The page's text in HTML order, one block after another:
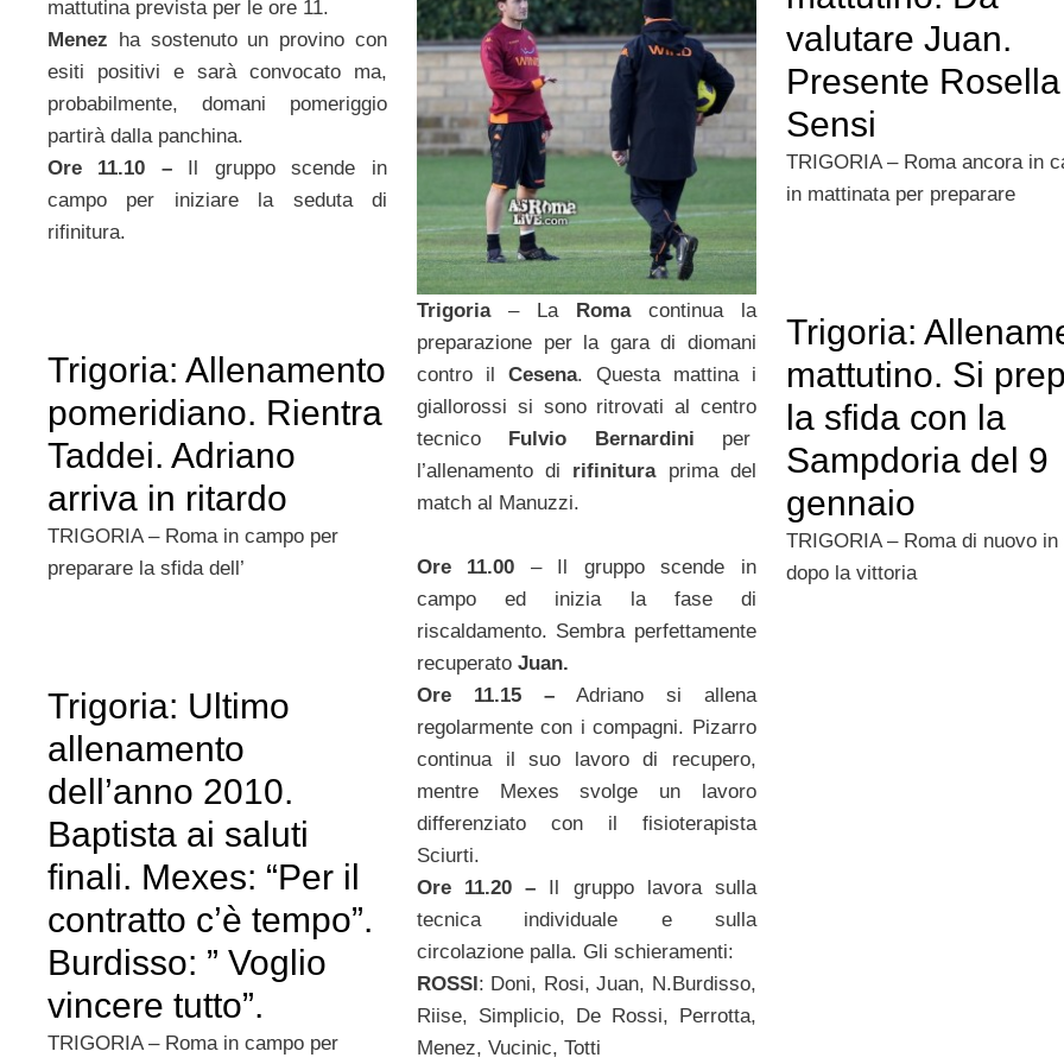
mattutina prevista per le ore 11.
Menez ha sostenuto un provino con
esiti positivi e sarà convocato ma,
probabilmente, domani pomeriggio
partirà dalla panchina.
Ore 11.10 – Il gruppo scende in
campo per iniziare la seduta di
rifinitura.
Trigoria – La Roma continua la
preparazione per la gara di diomani
contro il Cesena. Questa mattina i
giallorossi si sono ritrovati al centro
tecnico Fulvio Bernardini per
l’allenamento di rifinitura prima del
match al Manuzzi.
Ore 11.00 – Il gruppo scende in
campo ed inizia la fase di
riscaldamento. Sembra perfettamente
recuperato Juan.
Ore 11.15 –Adriano si allena
regolarmente con i compagni. Pizarro
continua il suo lavoro di recupero,
mentre Mexes svolge un lavoro
differenziato con il fisioterapista
Sciurti.
Ore 11.20 – Il gruppo lavora sulla
tecnica individuale e sulla
circolazione palla. Gli schieramenti:
ROSSI: Doni, Rosi, Juan, N.Burdisso,
Riise, Simplicio, De Rossi, Perrotta,
Menez, Vucinic, Totti
valutare Juan.
Presente Rosella
Sensi
TRIGORIA – Roma ancora in
in mattinata per preparare
Trigoria:
mattutino. Si
la sfida con la
Sampdoria del 9
gennaio
TRIGORIA – Roma di nuovo in
dopo la vittoria
Trigoria: Allenamento
pomeridiano. Rientra
Taddei. Adriano
arriva in ritardo
TRIGORIA – Roma in campo per
preparare la sfida dell’
Trigoria: Ultimo
allenamento
dell’anno 2010.
Baptista ai saluti
finali. Mexes: “Per il
contratto c’è tempo”.
Burdisso: ” Voglio
vincere tutto”.
TRIGORIA – Roma in campo per